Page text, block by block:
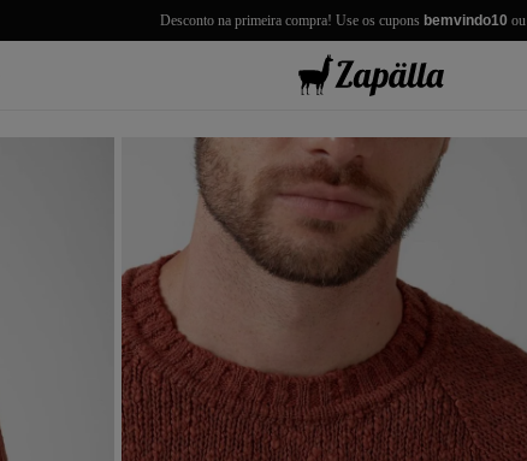
Desconto na primeira compra! Use os cupons bemvindo10 ou
Calçados e Acessórios
Infantil
Ver Tudo